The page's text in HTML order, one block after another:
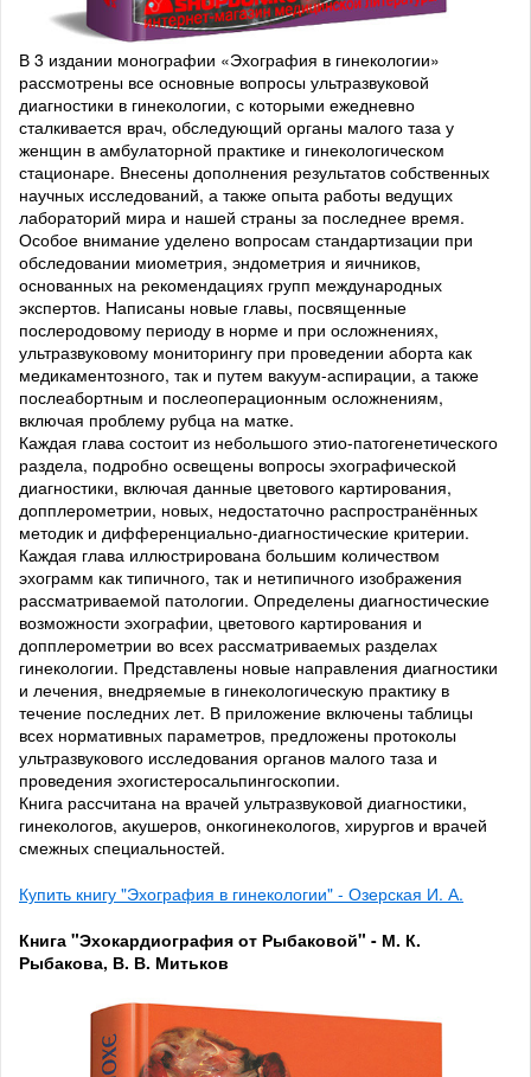
В 3 издании монографии «Эхография в гинекологии»
рассмотрены все основные вопросы ультразвуковой
диагностики в гинекологии, с которыми ежедневно
сталкивается врач, обследующий органы малого таза у
женщин в амбулаторной практике и гинекологическом
стационаре. Внесены дополнения результатов собственных
научных исследований, а также опыта работы ведущих
лабораторий мира и нашей страны за последнее время.
Особое внимание уделено вопросам стандартизации при
обследовании миометрия, эндометрия и яичников,
основанных на рекомендациях групп международных
экспертов. Написаны новые главы, посвященные
послеродовому периоду в норме и при осложнениях,
ультразвуковому мониторингу при проведении аборта как
медикаментозного, так и путем вакуум-аспирации, а также
послеабортным и послеоперационным осложнениям,
включая проблему рубца на матке.
Каждая глава состоит из небольшого этио-патогенетического
раздела, подробно освещены вопросы эхографической
диагностики, включая данные цветового картирования,
допплерометрии, новых, недостаточно распространённых
методик и дифференциально-диагностические критерии.
Каждая глава иллюстрирована большим количеством
эхограмм как типичного, так и нетипичного изображения
рассматриваемой патологии. Определены диагностические
возможности эхографии, цветового картирования и
допплерометрии во всех рассматриваемых разделах
гинекологии. Представлены новые направления диагностики
и лечения, внедряемые в гинекологическую практику в
течение последних лет. В приложение включены таблицы
всех нормативных параметров, предложены протоколы
ультразвукового исследования органов малого таза и
проведения эхогистеросальпингоскопии.
Книга рассчитана на врачей ультразвуковой диагностики,
гинекологов, акушеров, онкогинекологов, хирургов и врачей
смежных специальностей.
Купить книгу "Эхография в гинекологии" - Озерская И. А.
Книга "Эхокардиография от Рыбаковой" - М. К.
Рыбакова, В. В. Митьков